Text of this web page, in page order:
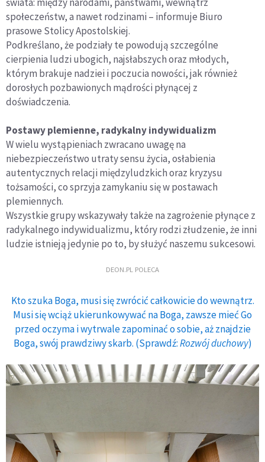
społeczeństw, a nawet rodzinami – informuje Biuro
prasowe Stolicy Apostolskiej.
Podkreślano, że podziały te powodują szczególne
cierpienia ludzi ubogich, najsłabszych oraz młodych,
którym brakuje nadziei i poczucia nowości, jak również
dorosłych pozbawionych mądrości płynącej z
doświadczenia.
Postawy plemienne, radykalny indywidualizm
W wielu wystąpieniach zwracano uwagę na
niebezpieczeństwo utraty sensu życia, osłabienia
autentycznych relacji międzyludzkich oraz kryzysu
tożsamości, co sprzyja zamykaniu się w postawach
plemiennych.
Wszystkie grupy wskazywały także na zagrożenie płynące z
radykalnego indywidualizmu, który rodzi złudzenie, że inni
ludzie istnieją jedynie po to, by służyć naszemu sukcesowi.
DEON.PL POLECA
Kto szuka Boga, musi się zwrócić całkowicie do wewnątrz.
Musi się wciąż ukierunkowywać na Boga, zawsze mieć Go
przed oczyma i wytrwale zapominać o sobie, aż znajdzie
Boga, swój prawdziwy skarb. (Sprawdź:Rozwój duchowy)